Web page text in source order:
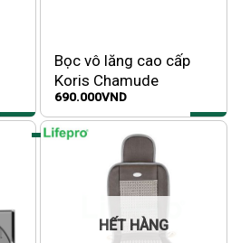
Bọc vô lăng cao cấp
Koris Chamude
690.000VND
HẾT HÀNG